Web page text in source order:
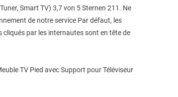
Smart TV) 3,7 von 5 Sternen 211. Ne
de notre service Par défaut, les
par les internautes sont en tête de
TV Pied avec Support pour Téléviseur